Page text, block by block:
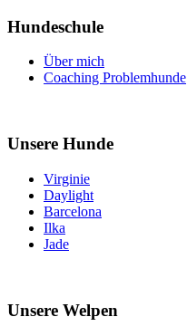
Hundeschule
Über mich
Coaching Problemhunde
Unsere Hunde
Virginie
Daylight
Barcelona
Ilka
Jade
Unsere Welpen